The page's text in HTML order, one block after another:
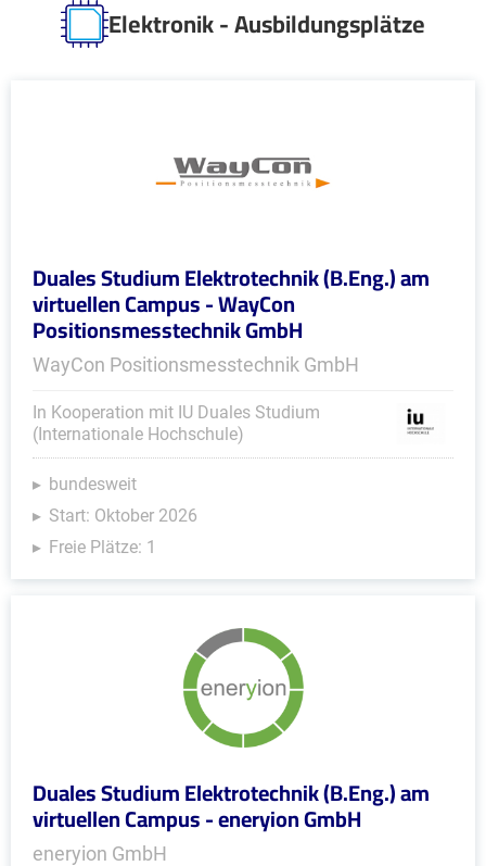
Elektronik - Ausbildungsplätze
Duales Studium Elektrotechnik (B.Eng.) am
virtuellen Campus - WayCon
Positionsmesstechnik GmbH
WayCon Positionsmesstechnik GmbH
In Kooperation mit IU Duales Studium
(Internationale Hochschule)
bundesweit
Start: Oktober 2026
Freie Plätze: 1
Duales Studium Elektrotechnik (B.Eng.) am
virtuellen Campus - eneryion GmbH
eneryion GmbH